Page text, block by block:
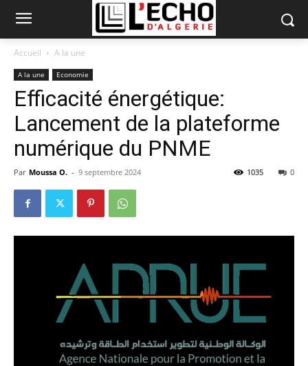
Accueil A la une
A la une Economie
Efficacité énergétique:
Lancement de la plateforme
numérique du PNME
Par Moussa O. - 9 septembre 2024 0
1035